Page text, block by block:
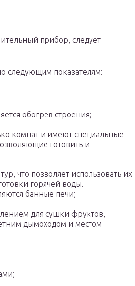
прибор, следует
следующим показателям:
обогрев строения;
комнат и имеют специальные
готовить и
что позволяет использовать их
горячей воды.
банные печи;
для сушки фруктов,
дымоходом и местом